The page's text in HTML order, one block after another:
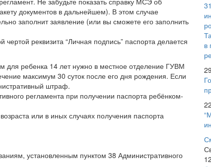
документов в дальнейшем). В этом случае
заполнит заявление (или вы сможете его заполнить
реквизита “Личная подпись” паспорта делается
для ребенка 14 лет нужно в местное отделение ГУВМ
максимум 30 суток после его дня рождения. Если
штраф.
регламента при получении паспорта ребёнком-
или в иных случаях получения паспорта
установленным пунктом 38 Административного
в